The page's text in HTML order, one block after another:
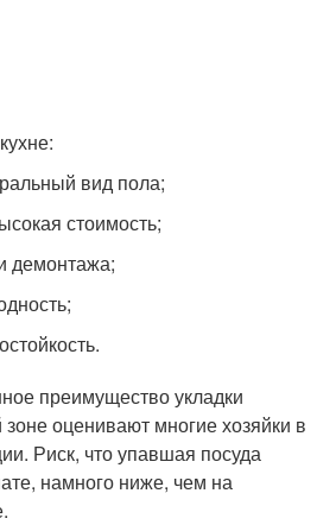
вид пола;
стоимость;
демонтажа;
преимущество укладки
оценивают многие хозяйки в
Риск, что упавшая посуда
намного ниже, чем на